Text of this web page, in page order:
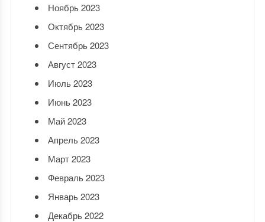
Ноябрь 2023
Октябрь 2023
Сентябрь 2023
Август 2023
Июль 2023
Июнь 2023
Май 2023
Апрель 2023
Март 2023
Февраль 2023
Январь 2023
Декабрь 2022